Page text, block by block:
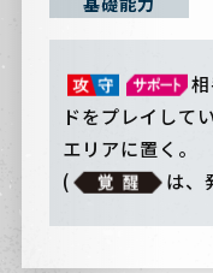
ドをプレイして
エリアに置く。
(
は、